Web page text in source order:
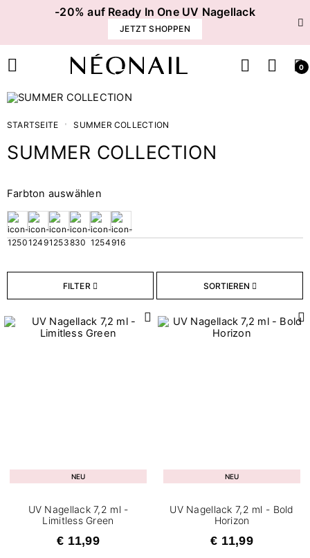
-20% auf Ready In One UV Nagellack
JETZT SHOPPEN
0
€
2
Neon
7,2 ml
STARTSEITE SUMMER COLLECTION
SUMMER COLLECTION
Farbton auswählen
FILTER SORTIEREN
NEU
UV Nagellack 7,2 ml -
Limitless Green
€ 11,99
NEU
UV Nagellack 7,2 ml - Bold
Horizon
€ 11,99